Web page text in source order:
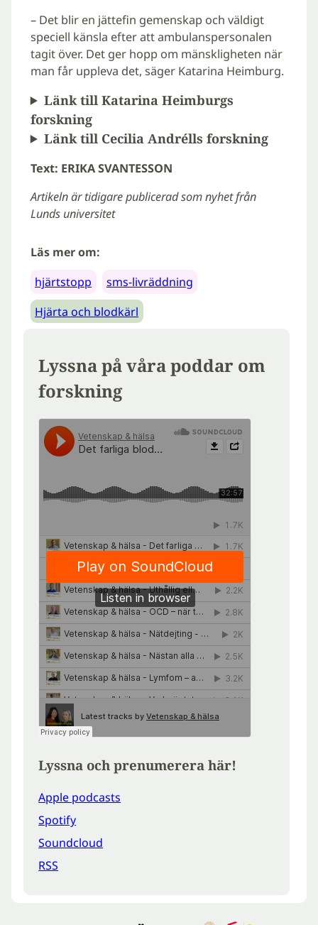
– Det blir en jättefin gemenskap och väldigt
speciell känsla efter att ambulanspersonalen
tagit över. Det ger hopp om mänskligheten när
man får uppleva det, säger Katarina Heimburg.
Länk till Katarina Heimburgs
forskning
Länk till Cecilia Andrélls forskning
Text: ERIKA SVANTESSON
Artikeln är tidigare publicerad som nyhet från
Lunds universitet
Läs mer om:
hjärtstopp
sms-livräddning
Hjärta och blodkärl
Lyssna på våra poddar om
forskning
Lyssna och prenumerera här!
Apple podcasts
Spotify
Soundcloud
RSS